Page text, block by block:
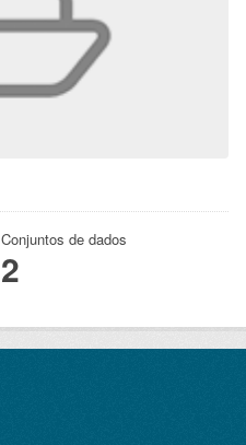
Conjuntos de dados
2